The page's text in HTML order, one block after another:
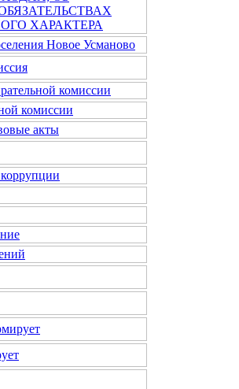
ХАРАКТЕРА
Новое Усманово
комиссии
комиссии
акты